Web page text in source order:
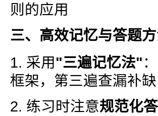
则的应用
三、高效记忆与答题
1. 采用 "三遍记忆法"
框架，第三遍查漏补缺
2. 练习时注意规范化